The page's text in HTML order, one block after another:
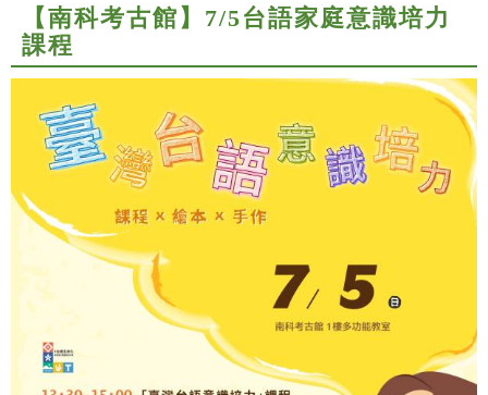
【南科考古館】7/5台語家庭意識培力
課程